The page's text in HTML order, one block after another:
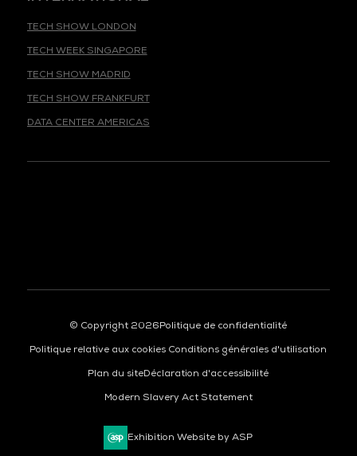
© Copyright 2026Politique de confidentialité
Politique relative aux cookies Conditions générales d'utilisation
Plan du siteDéclaration d'accessibilité
Modern Slavery Act Statement
Exhibition Website by ASP